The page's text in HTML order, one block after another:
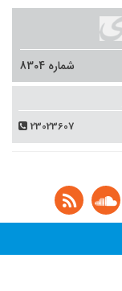
شماره 8304
23023607